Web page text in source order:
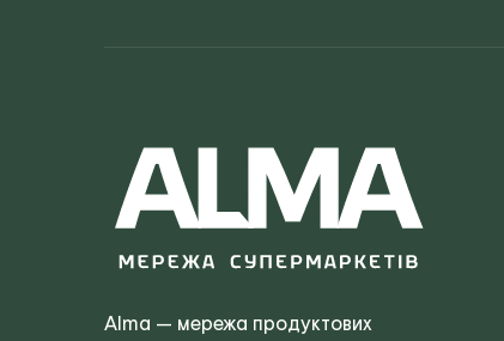
Alma — мережа продуктових